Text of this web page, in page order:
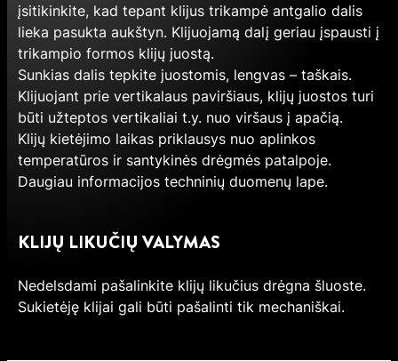
įsitikinkite, kad tepant klijus trikampė antgalio dalis
lieka pasukta aukštyn. Klijuojamą dalį geriau įspausti į
trikampio formos klijų juostą.
Sunkias dalis tepkite juostomis, lengvas – taškais.
Klijuojant prie vertikalaus paviršiaus, klijų juostos turi
būti užteptos vertikaliai t.y. nuo viršaus į apačią.
Klijų kietėjimo laikas priklausys nuo aplinkos
temperatūros ir santykinės drėgmės patalpoje.
Daugiau informacijos techninių duomenų lape.
KLIJŲ LIKUČIŲ VALYMAS
Nedelsdami pašalinkite klijų likučius drėgna šluoste.
Sukietėję klijai gali būti pašalinti tik mechaniškai.